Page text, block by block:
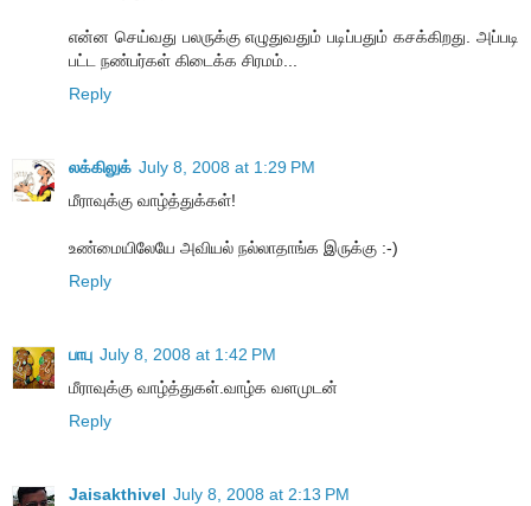
என்ன செய்வது பலருக்கு எழுதுவதும் படிப்பதும் கசக்கிறது. அப்படி
பட்ட நண்பர்கள் கிடைக்க சிரமம்...
Reply
லக்கிலுக் July 8, 2008 at 1:29 PM
மீராவுக்கு வாழ்த்துக்கள்!
உண்மையிலேயே அவியல் நல்லாதாங்க இருக்கு :-)
Reply
பாபு July 8, 2008 at 1:42 PM
மீராவுக்கு வாழ்த்துகள்.வாழ்க வளமுடன்
Reply
Jaisakthivel July 8, 2008 at 2:13 PM